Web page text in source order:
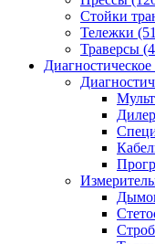
Стойки
Тележки
Траверсы